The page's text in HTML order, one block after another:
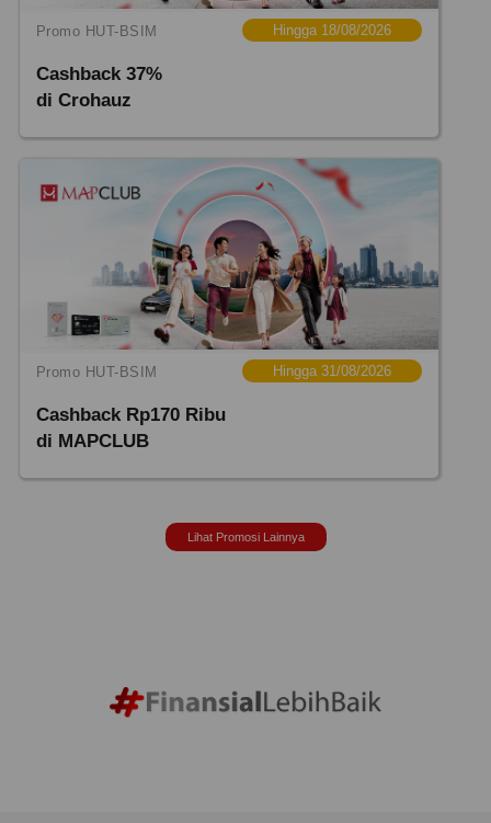
Promo HUT-BSIM Hingga 18/08/2026
Cashback 37%
di Crohauz
Promo HUT-BSIM Hingga 31/08/2026
Cashback Rp170 Ribu
di MAPCLUB
Lihat Promosi Lainnya